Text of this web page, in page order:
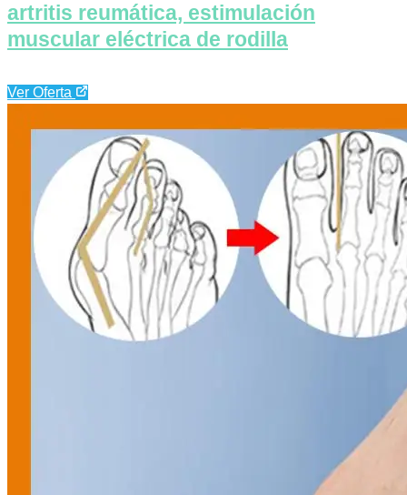
artritis reumática, estimulación
muscular eléctrica de rodilla
Ver Oferta